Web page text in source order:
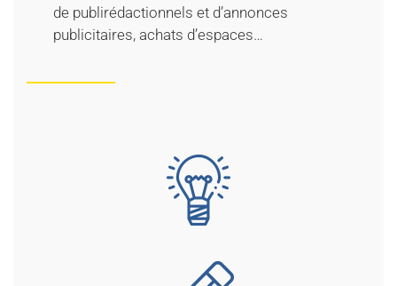
de publirédactionnels et d’annonces
publicitaires, achats d’espaces…